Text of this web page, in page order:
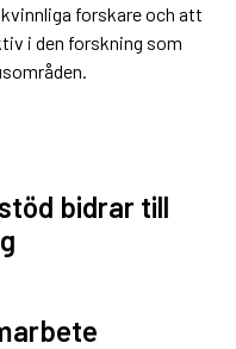
forskare och att
i den forskning som
bidrar till